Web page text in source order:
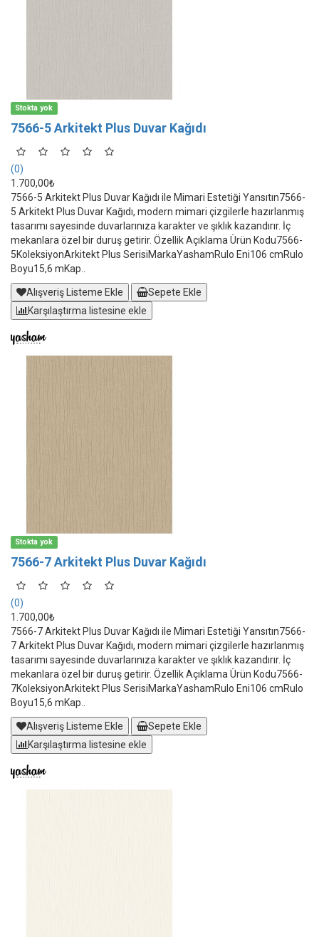
Stokta yok
7566-5 Arkitekt Plus Duvar Kağıdı
(0)
1.700,00₺
7566-5 Arkitekt Plus Duvar Kağıdı ile Mimari Estetiği Yansıtın7566-
5 Arkitekt Plus Duvar Kağıdı, modern mimari çizgilerle hazırlanmış
tasarımı sayesinde duvarlarınıza karakter ve şıklık kazandırır. İç
mekanlara özel bir duruş getirir. Özellik Açıklama Ürün Kodu7566-
5KoleksiyonArkitekt Plus SerisiMarkaYashamRulo Eni106 cmRulo
Boyu15,6 mKap..
Alışveriş Listeme Ekle
Sepete Ekle
Karşılaştırma listesine ekle
Stokta yok
7566-7 Arkitekt Plus Duvar Kağıdı
(0)
1.700,00₺
7566-7 Arkitekt Plus Duvar Kağıdı ile Mimari Estetiği Yansıtın7566-
7 Arkitekt Plus Duvar Kağıdı, modern mimari çizgilerle hazırlanmış
tasarımı sayesinde duvarlarınıza karakter ve şıklık kazandırır. İç
mekanlara özel bir duruş getirir. Özellik Açıklama Ürün Kodu7566-
7KoleksiyonArkitekt Plus SerisiMarkaYashamRulo Eni106 cmRulo
Boyu15,6 mKap..
Alışveriş Listeme Ekle
Sepete Ekle
Karşılaştırma listesine ekle